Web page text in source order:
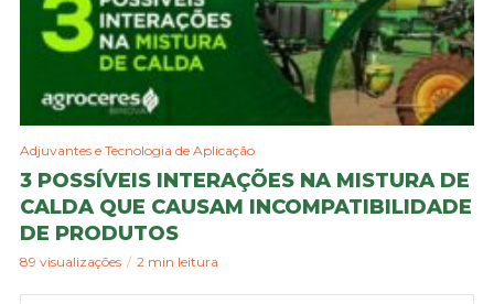
Adjuvantes e Tecnologia de Aplicação
3 POSSÍVEIS INTERAÇÕES NA MISTURA DE
CALDA QUE CAUSAM INCOMPATIBILIDADE
DE PRODUTOS
89 visualizações 2 min leitura